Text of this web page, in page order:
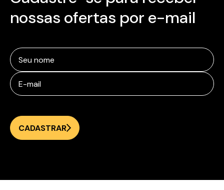
nossas ofertas por e-mail
CADASTRAR